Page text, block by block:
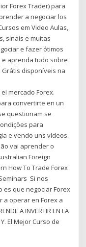
Forex Trader) para
a negociar los
em Video Aulas,
sinais e muitas
e fazer ótimos
e aprenda tudo sobre
Grátis disponíveis na
mercado Forex.
convertirte en un
questionam se
para
e vendo uns vídeos.
vai aprender o
Foreign
How To Trade Forex
Si nos
es que negociar Forex
a operar en Forex a
A INVERTIR EN LA
Y. El Mejor Curso de